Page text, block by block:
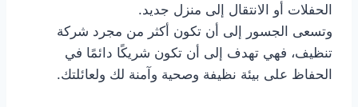
الحفلات أو الانتقال إلى منزل جديد.
وتسعى الجسور إلى أن تكون أكثر من مجرد شركة
تنظيف، فهي تهدف إلى أن تكون شريكًا دائمًا في
الحفاظ على بيئة نظيفة وصحية وآمنة لك ولعائلتك.